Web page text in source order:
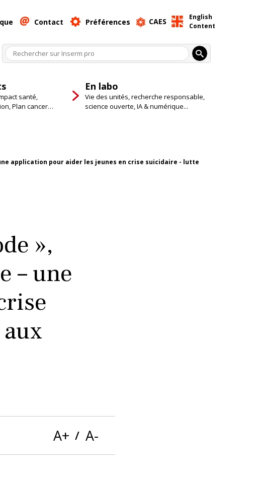
santé,
Plan cancer…
En labo
Vie des unités, recherche responsable,
science ouverte, IA & numérique...
Contact Préférences CAES
English
Content
application pour aider les jeunes en crise suicidaire - lutte
»,
– une
Ces boutons servent à modifier la
A+ / A-